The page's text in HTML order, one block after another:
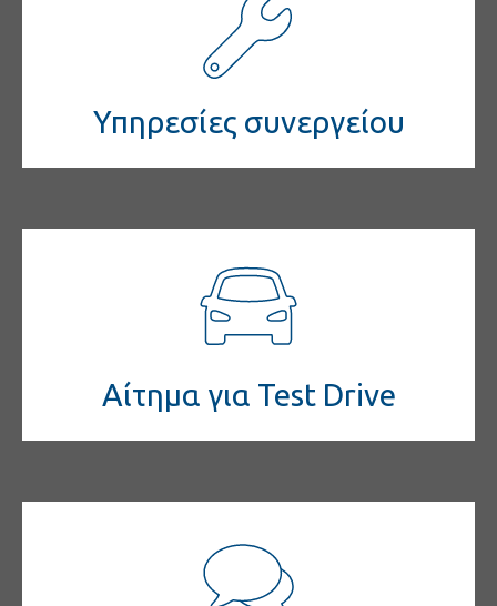
κοινωνική
ευθύνη
Υπηρεσίες συνεργείου
Αίτημα για Test Drive